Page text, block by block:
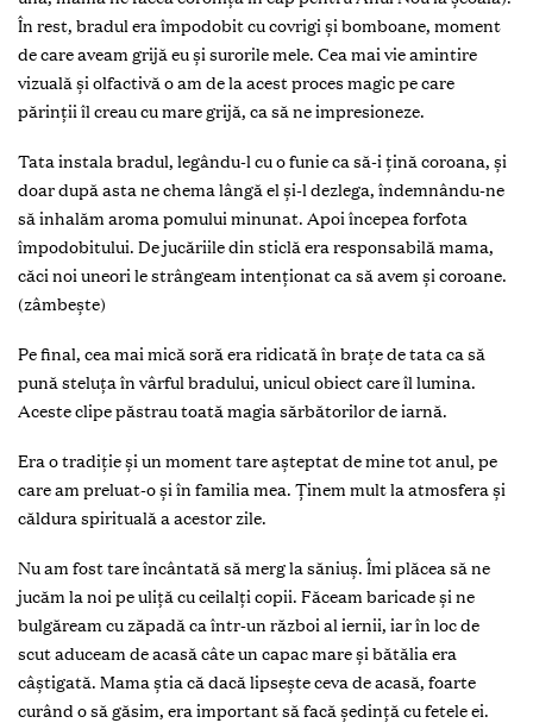
În rest, bradul era împodobit cu covrigi și bomboane, moment
de care aveam grijă eu și surorile mele. Cea mai vie amintire
vizuală și olfactivă o am de la acest proces magic pe care
părinţii îl creau cu mare grijă, ca să ne impresioneze.
Tata instala bradul, legându-l cu o funie ca să-i ţină coroana, și
doar după asta ne chema lângă el și-l dezlega, îndemnându-ne
să inhalăm aroma pomului minunat. Apoi începea forfota
împodobitului. De jucăriile din sticlă era responsabilă mama,
căci noi uneori le strângeam intenţionat ca să avem și coroane.
(zâmbește)
Pe final, cea mai mică soră era ridicată în braţe de tata ca să
pună steluţa în vârful bradului, unicul obiect care îl lumina.
Aceste clipe păstrau toată magia sărbătorilor de iarnă.
Era o tradiţie și un moment tare așteptat de mine tot anul, pe
care am preluat-o și în familia mea. Ţinem mult la atmosfera și
căldura spirituală a acestor zile.
Nu am fost tare încântată să merg la săniuș. Îmi plăcea să ne
jucăm la noi pe uliţă cu ceilalţi copii. Făceam baricade și ne
bulgăream cu zăpadă ca într-un război al iernii, iar în loc de
scut aduceam de acasă câte un capac mare și bătălia era
câștigată. Mama știa că dacă lipsește ceva de acasă, foarte
curând o să găsim, era important să facă ședinţă cu fetele ei.